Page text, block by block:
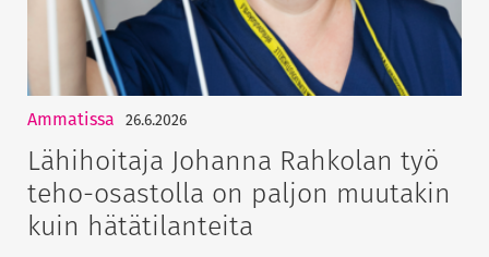
Ammatissa 26.6.2026
Lähihoitaja Johanna Rahkolan työ
teho-osastolla on paljon muutakin
kuin hätätilanteita